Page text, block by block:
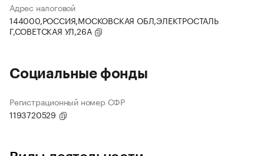
Адрес налоговой
144000,РОССИЯ,МОСКОВСКАЯ ОБЛ,ЭЛЕКТРОСТАЛЬ
Г,СОВЕТСКАЯ УЛ,26А
Социальные фонды
Регистрационный номер СФР
1193720529